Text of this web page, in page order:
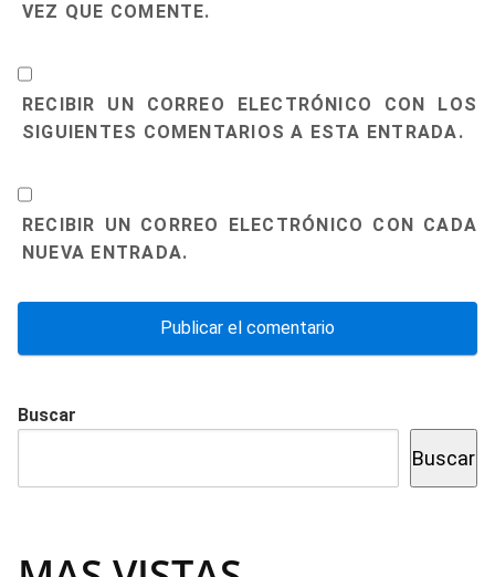
VEZ QUE COMENTE.
RECIBIR UN CORREO ELECTRÓNICO CON LOS
SIGUIENTES COMENTARIOS A ESTA ENTRADA.
RECIBIR UN CORREO ELECTRÓNICO CON CADA
NUEVA ENTRADA.
Buscar
Buscar